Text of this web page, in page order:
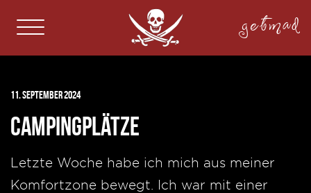
getmad
11. September 2024
Campingplätze
Letzte Woche habe ich mich aus meiner
Komfortzone bewegt. Ich war mit einer